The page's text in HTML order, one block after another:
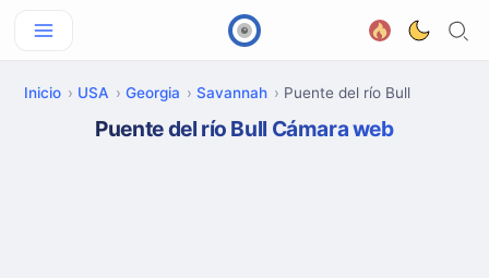
Inicio USA Georgia Savannah Puente del río Bull
Puente del río Bull Cámara web